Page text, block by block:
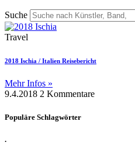
Suche
Travel
2018 Ischia / Italien Reisebericht
Mehr Infos »
9.4.2018 2 Kommentare
Populäre Schlagwörter
.